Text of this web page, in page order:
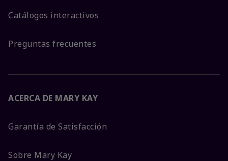
Catálogos interactivos
Preguntas frecuentes
ACERCA DE MARY KAY
Garantía de Satisfacción
Sobre Mary Kay